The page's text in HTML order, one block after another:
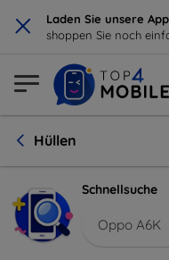
× Laden Sie unsere
shoppen Sie noch
Hüllen
Schnellsuche
Oppo A6K